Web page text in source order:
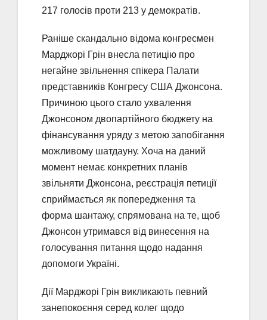
217 голосів проти 213 у демократів.
Раніше скандально відома конгресмен
Марджорі Грін внесла петицію про
негайне звільнення спікера Палати
представників Конгресу США Джонсона.
Причиною цього стало ухвалення
Джонсоном двопартійного бюджету на
фінансування уряду з метою запобігання
можливому шатдауну. Хоча на даний
момент немає конкретних планів
звільняти Джонсона, реєстрація петиції
сприймається як попередження та
форма шантажу, спрямована на те, щоб
Джонсон утримався від винесення на
голосування питання щодо надання
допомоги Україні.
Дії Марджорі Грін викликають певний
занепокоєння серед колег щодо